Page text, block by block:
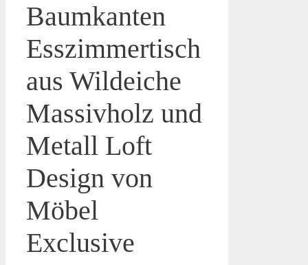
Baumkanten
Esszimmertisch
aus Wildeiche
Massivholz und
Metall Loft
Design von
Möbel
Exclusive